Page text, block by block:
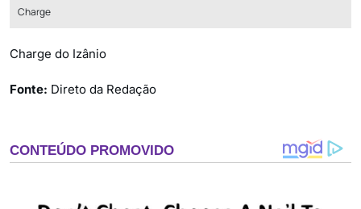
Charge
Charge do Izânio
Fonte: Direto da Redação